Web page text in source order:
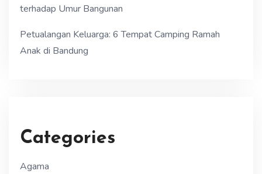
terhadap Umur Bangunan
Petualangan Keluarga: 6 Tempat Camping Ramah
Anak di Bandung
Categories
Agama